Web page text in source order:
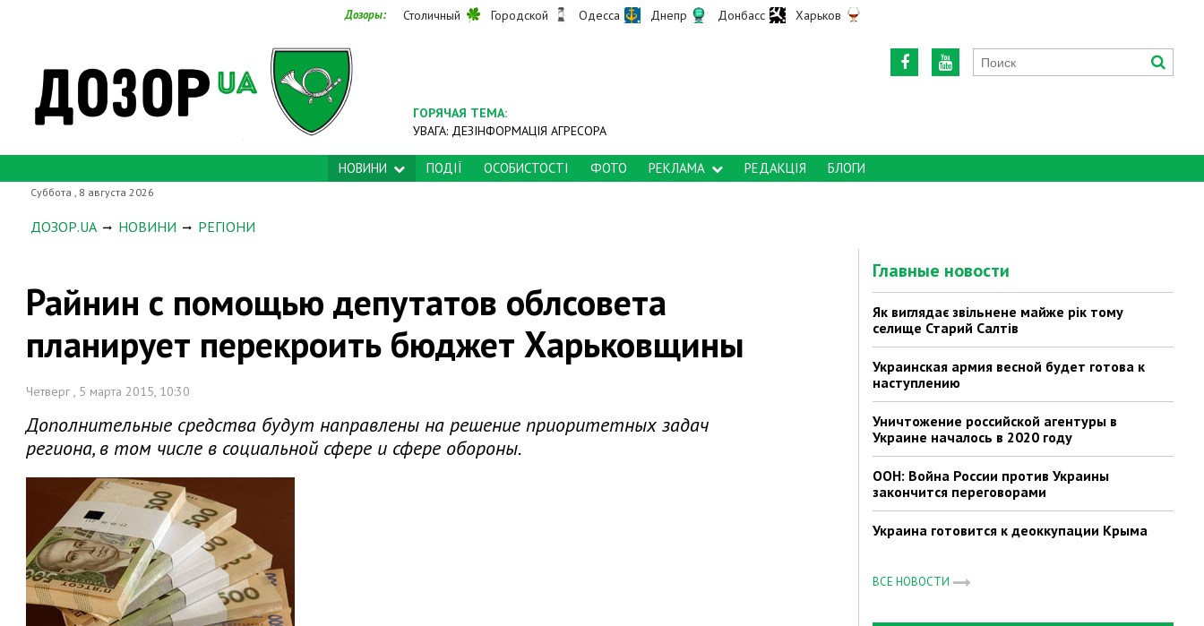
Дозоры: Столичный Городской Одесса Днепр Донбасс Харьков
ГОРЯЧАЯ ТЕМА:
УВАГА: ДЕЗІНФОРМАЦІЯ АГРЕСОРА
НОВИНИ ПОДІЇ ОСОБИСТОСТІ ФОТО РЕКЛАМА РЕДАКЦІЯ БЛОГИ
Суббота , 8 августа 2026
ДОЗОР.UA НОВИНИ РЕГІОНИ
Райнин с помощью депутатов облсовета
планирует перекроить бюджет Харьковщины
Четверг , 5 марта 2015, 10:30
Дополнительные средства будут направлены на решение приоритетных задач
региона, в том числе в социальной сфере и сфере обороны.
Главные новости
Як виглядає звільнене майже рік тому
селище Старий Салтів
Украинская армия весной будет готова к
наступлению
Уничтожение российской агентуры в
Украине началось в 2020 году
ООН: Война России против Украины
закончится переговорами
Украина готовится к деоккупации Крыма
ВСЕ НОВОСТИ